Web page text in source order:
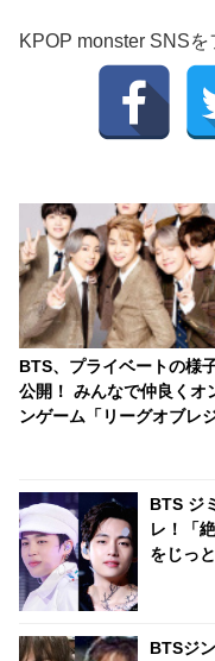
KPOP monster SNSを
BTS、プライベートの様
公開！ みんなで仲良くオ
ンゲーム「リーグオブレ
たちの姿にほっこり
BTS ジ
レ！「
をじっ
BTSジ